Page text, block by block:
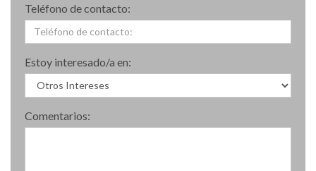
Teléfono de contacto:
Estoy interesado/a en:
Comentarios: